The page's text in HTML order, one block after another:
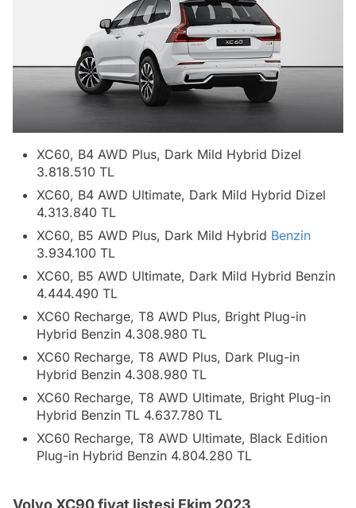
XC60, B4 AWD Plus, Dark Mild Hybrid Dizel
3.818.510 TL
XC60, B4 AWD Ultimate, Dark Mild Hybrid Dizel
4.313.840 TL
XC60, B5 AWD Plus, Dark Mild Hybrid Benzin
3.934.100 TL
XC60, B5 AWD Ultimate, Dark Mild Hybrid Benzin
4.444.490 TL
XC60 Recharge, T8 AWD Plus, Bright Plug-in
Hybrid Benzin 4.308.980 TL
XC60 Recharge, T8 AWD Plus, Dark Plug-in
Hybrid Benzin 4.308.980 TL
XC60 Recharge, T8 AWD Ultimate, Bright Plug-in
Hybrid Benzin TL 4.637.780 TL
XC60 Recharge, T8 AWD Ultimate, Black Edition
Plug-in Hybrid Benzin 4.804.280 TL
Volvo XC90 fiyat listesi Ekim 2023